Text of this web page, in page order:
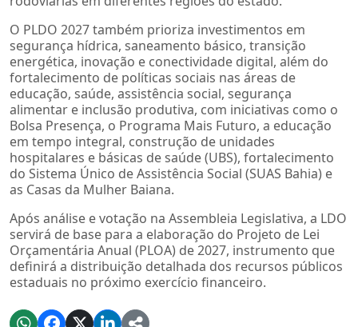
O PLDO 2027 também prioriza investimentos em
segurança hídrica, saneamento básico, transição
energética, inovação e conectividade digital, além do
fortalecimento de políticas sociais nas áreas de
educação, saúde, assistência social, segurança
alimentar e inclusão produtiva, com iniciativas como o
Bolsa Presença, o Programa Mais Futuro, a educação
em tempo integral, construção de unidades
hospitalares e básicas de saúde (UBS), fortalecimento
do Sistema Único de Assistência Social (SUAS Bahia) e
as Casas da Mulher Baiana.
Após análise e votação na Assembleia Legislativa, a LDO
servirá de base para a elaboração do Projeto de Lei
Orçamentária Anual (PLOA) de 2027, instrumento que
definirá a distribuição detalhada dos recursos públicos
estaduais no próximo exercício financeiro.